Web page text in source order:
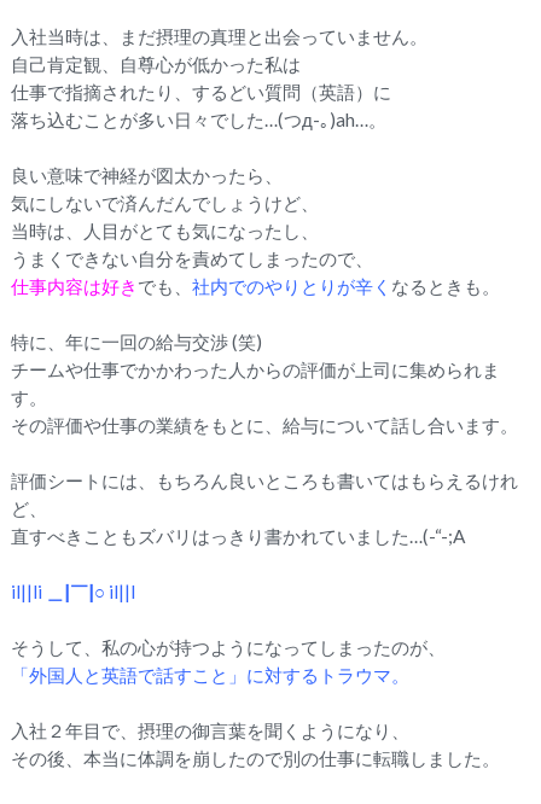
入社当時は、まだ摂理の真理と出会っていません。
自己肯定観、自尊心が低かった私は
仕事で指摘されたり、するどい質問（英語）に
落ち込むことが多い日々でした…(つд-｡)ah…。
良い意味で神経が図太かったら、
気にしないで済んだんでしょうけど、
当時は、人目がとても気になったし、
うまくできない自分を責めてしまったので、
仕事内容は好き でも、 社内でのやりとりが辛く なるときも。
特に、年に一回の給与交渉 (笑)
チームや仕事でかかわった人からの評価が上司に集められま
す。
その評価や仕事の業績をもとに、給与について話し合います。
評価シートには、もちろん良いところも書いてはもらえるけれ
ど、
直すべきこともズバリはっきり書かれていました…(-“-;A
il||li ＿|￣|○ il||l
そうして、私の心が持つようになってしまったのが、
「外国人と英語で話すこと」に対するトラウマ。
入社２年目で、摂理の御言葉を聞くようになり、
その後、本当に体調を崩したので別の仕事に転職しました。